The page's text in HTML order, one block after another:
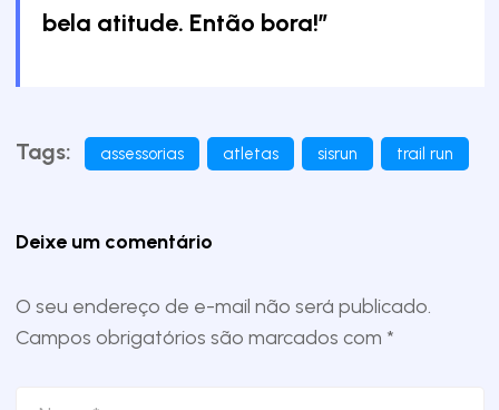
bela atitude. Então bora!”
Tags: assessorias atletas sisrun trail run
Deixe um comentário
O seu endereço de e-mail não será publicado.
Campos obrigatórios são marcados com *